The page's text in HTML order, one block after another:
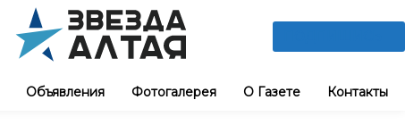
Объявления Фотогалерея О Газете Контакты